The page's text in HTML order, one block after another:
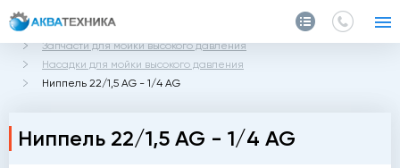
Главная Каталог
Запчасти для мойки высокого давления
Насадки для мойки высокого давления
Ниппель 22/1,5 AG - 1/4 AG
Ниппель 22/1,5 AG - 1/4 AG